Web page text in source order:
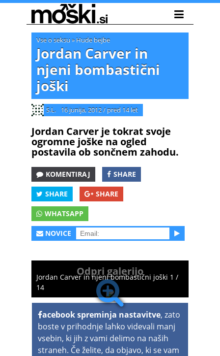
Vse o seksu » Hude bejbe
Jordan Carver in
njeni bombastični
joški
S.L. 16 junija, 2012/ pred 14 let
Jordan Carver je tokrat svoje
ogromne joške na ogled
postavila ob sončnem zahodu.
KOMENTIRAJ SHARE
SHARE SHARE
WHATSAPP
NOVICE
Odpri galerijo
Jordan Carver in njeni bombastični joški 1 /
14
acebook spreminja nastavitve, zato
boste v prihodnje lahko videvali manj
vsebin, ki jih z vami delimo na naših
straneh. Če želite, da objavo, ki se vam